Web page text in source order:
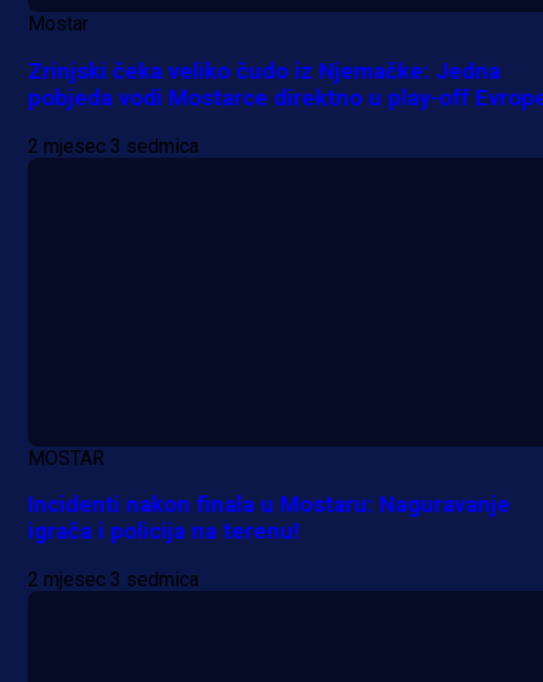
A Selekcija
Da li je selektor zadovoljan: Evo
je Barbarez rekao o transferu
Alajbegovića u Juventus!
Mostar
Zrinjski čeka veliko čudo iz Njemačke: Jedna
pobjeda vodi Mostarce direktno u play-off
2 mjesec 3 sedmica
MOSTAR
Incidenti nakon finala u Mostaru: Naguravanje
igrača i policija na terenu!
2 mjesec 3 sedmica